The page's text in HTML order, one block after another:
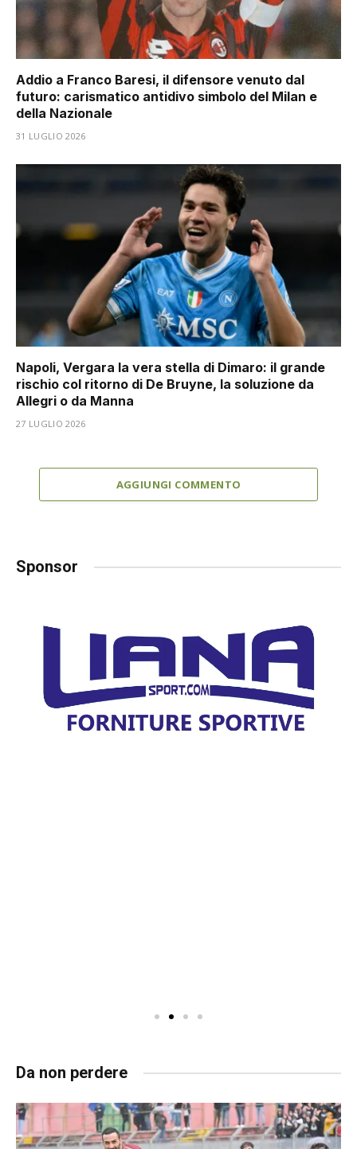
Addio a Franco Baresi, il difensore venuto dal
futuro: carismatico antidivo simbolo del Milan e
della Nazionale
31 LUGLIO 2026
Napoli, Vergara la vera stella di Dimaro: il grande
rischio col ritorno di De Bruyne, la soluzione da
Allegri o da Manna
27 LUGLIO 2026
AGGIUNGI COMMENTO
Sponsor
Da non perdere